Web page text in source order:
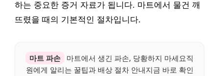
하는 중요한 증거 자료가 됩니다. 마트에서 물건 깨
뜨렸을 때의 기본적인 절차입니다.
마트 파손
마트에서 생긴 파손, 당황하지 마세요직
원에게 알리는 꿀팁과 배상 절차 안내지금 바로 확인